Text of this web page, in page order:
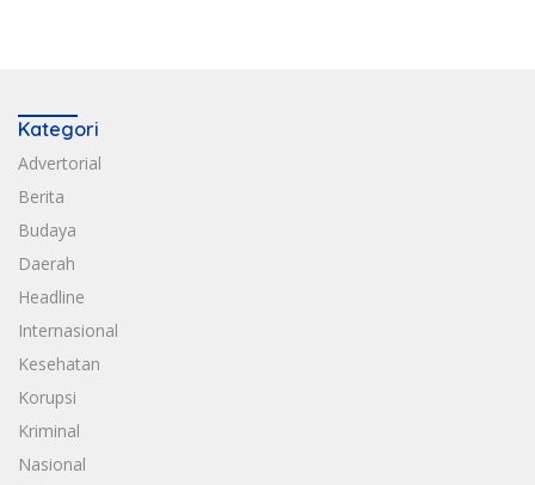
Kategori
Advertorial
Berita
Budaya
Daerah
Headline
Internasional
Kesehatan
Korupsi
Kriminal
Nasional